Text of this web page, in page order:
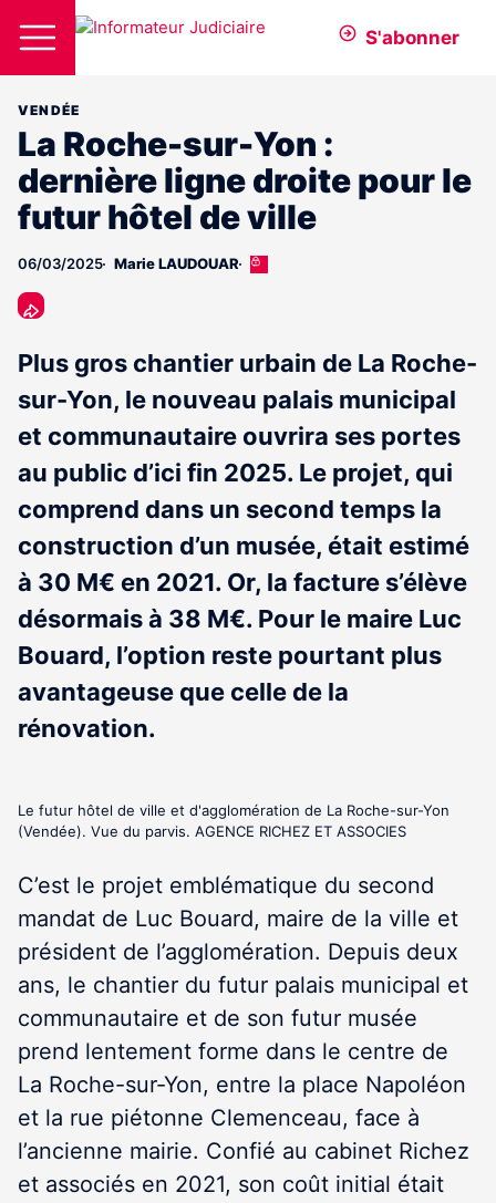
S'abonner
VENDÉE
La Roche-sur-Yon :
dernière ligne droite pour le
futur hôtel de ville
06/03/2025 Marie LAUDOUAR
Cet
abonnés
Plus gros chantier urbain de La Roche-
sur-Yon, le nouveau palais municipal
et communautaire ouvrira ses portes
au public d’ici fin 2025. Le projet, qui
comprend dans un second temps la
construction d’un musée, était estimé
à 30 M€ en 2021. Or, la facture s’élève
désormais à 38 M€. Pour le maire Luc
Bouard, l’option reste pourtant plus
avantageuse que celle de la
rénovation.
Le futur hôtel de ville et d'agglomération de La Roche-sur-Yon
(Vendée). Vue du parvis. AGENCE RICHEZ ET ASSOCIES
C’est le projet emblématique du second
mandat de Luc Bouard, maire de la ville et
président de l’agglomération. Depuis deux
ans, le chantier du futur palais municipal et
communautaire et de son futur musée
prend lentement forme dans le centre de
La Roche-sur-Yon, entre la place Napoléon
et la rue piétonne Clemenceau, face à
l’ancienne mairie. Confié au cabinet Richez
et associés en 2021, son coût initial était